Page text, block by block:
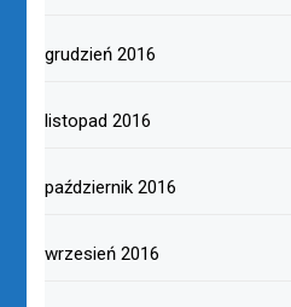
grudzień 2016
listopad 2016
październik 2016
wrzesień 2016